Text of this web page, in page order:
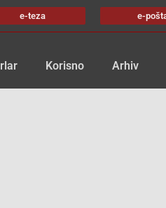
e-teza e-
Korisno Arhiv